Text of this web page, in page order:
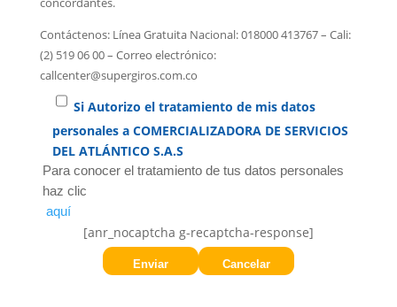
Contáctenos: Línea Gratuita Nacional: 018000 413767 – Cali:
(2) 519 06 00 – Correo electrónico:
callcenter@supergiros.com.co
Si Autorizo el tratamiento de mis datos
personales a COMERCIALIZADORA DE SERVICIOS
DEL ATLÁNTICO S.A.S
Para conocer el tratamiento de tus datos personales
haz clic
aquí
[anr_nocaptcha g-recaptcha-response]